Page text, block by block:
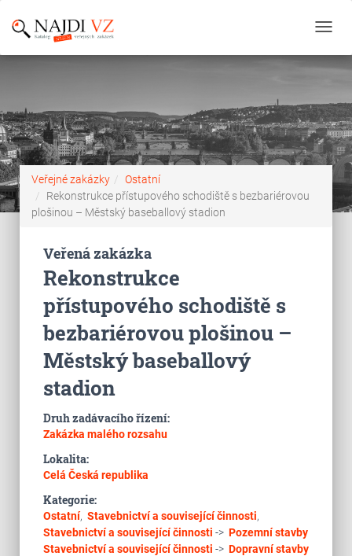
Veřejné zakázky
Ostatní
Rekonstrukce přístupového schodiště s bezbariérovou
plošinou – Městský baseballový stadion
Veřená zakázka
Rekonstrukce
přístupového schodiště s
bezbariérovou plošinou –
Městský baseballový
stadion
Druh zadávacího řízení:
Zakázka malého rozsahu
Lokalita:
Celá Česká republika
Kategorie:
Ostatní, Stavebnictví a související činnosti,
Stavebnictví a související činnosti -> Pozemní stavby
Stavebnictví a související činnosti -> Dopravní stavby